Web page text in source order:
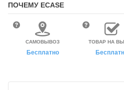
ПОЧЕМУ ECASE
САМОВЫВОЗ
Бесплатно
ТОВАР НА